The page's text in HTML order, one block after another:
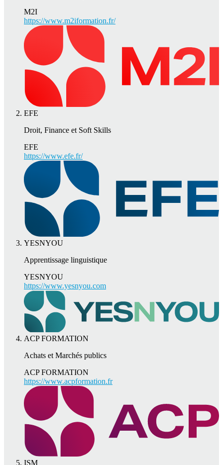
M2I
https://www.m2iformation.fr/
EFE
Droit, Finance et Soft Skills
EFE
https://www.efe.fr/
YESNYOU
Apprentissage linguistique
YESNYOU
https://www.yesnyou.com
ACP FORMATION
Achats et Marchés publics
ACP FORMATION
https://www.acpformation.fr
ISM